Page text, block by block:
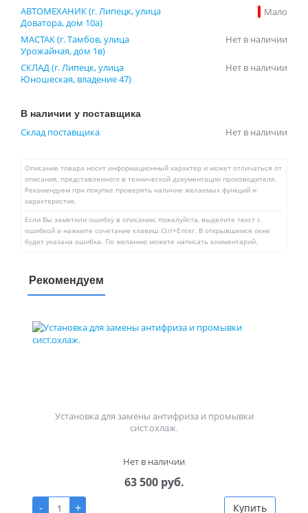
АВТОМЕХАНИК (г. Липецк, улица
Доватора, дом 10а)
Мало
МАСТАК (г. Тамбов, улица
Урожайная, дом 1в)
Нет в наличии
СКЛАД (г. Липецк, улица
Юношеская, владение 47)
Нет в наличии
В наличии у поставщика
Склад поставщика Нет в наличии
Описание товара носит информационный характер и может отличаться от
описания, представленного в технической документации производителя.
Рекомендуем при покупке проверять наличие желаемых функций и
характеристик.
Если Вы заметили ошибку в описании, пожалуйста, выделите текст с
ошибкой и нажмите сочетание клавиш Ctrl+Enter. В открывшемся окне
будет указана ошибка. По желанию можете написать комментарий.
Рекомендуем
Установка для замены антифриза и промывки
сист.охлаж.
Нет в наличии
63 500 руб.
-
+ Купить